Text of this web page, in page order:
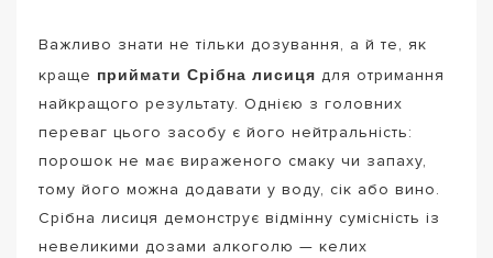
Важливо знати не тільки дозування, а й те, як
краще приймати Срібна лисиця для отримання
найкращого результату. Однією з головних
переваг цього засобу є його нейтральність:
порошок не має вираженого смаку чи запаху,
тому його можна додавати у воду, сік або вино.
Срібна лисиця демонструє відмінну сумісність із
невеликими дозами алкоголю — келих